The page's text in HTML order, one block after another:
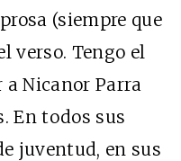
(siempre que
verso. Tengo el
Nicanor Parra
En todos sus
juventud, en sus